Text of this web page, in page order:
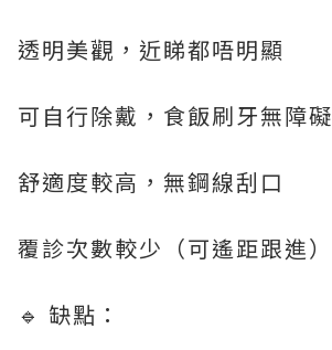
透明美觀，近睇都唔明顯
可自行除戴，食飯刷牙無障礙
舒適度較高，無鋼線刮口
覆診次數較少（可遙距跟進）
🔹 缺點：